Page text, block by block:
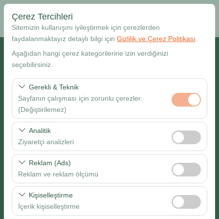
Çerez Tercihleri
Sitemizin kullanışını iyileştirmek için çerezlerden
faydalanmaktayız detaylı bilgi için Gizlilik ve Çerez Politikası
Aşağıdan hangi çerez kategorilerine izin verdiğinizi
seçebilirsiniz.
Gerekli & Teknik
Sayfanın çalışması için zorunlu çerezler.
(Değiştirilemez)
Bu çerezler sitenin doğru şekilde çalışması, güvenlik,
oturum yönetimi ve temel işlevler için gereklidir. Devre
dışı bırakılamaz.
Analitik
Ziyaretçi analizleri
Bu çerezler, sitemizin nasıl kullanıldığını (ziyaretçi sayısı,
en çok ziyaret edilen sayfalar, kullanıcı davranışları)
analiz etmemizi sağlar. Bu veriler, web sitesi
performansını ölçmek ve kullanıcı deneyimini sürekli
iyileştirmek için kullanılır.
Reklam (Ads)
Reklam ve reklam ölçümü
Bu çerezler, size ilgi alanlarınıza uygun kişiselleştirilmiş
reklamlar göstermemize ve reklam kampanyalarımızın
etkinliğini (gösterim sayısı, tıklama oranı) ölçmemize
Kişiselleştirme
İçerik kişiselleştirme
Alış Lokasyonu
Farklı yerde bırakmak istiyorum
Alış Tarih & Saat
Bırakış Tarih & Saat
09:00
Ara